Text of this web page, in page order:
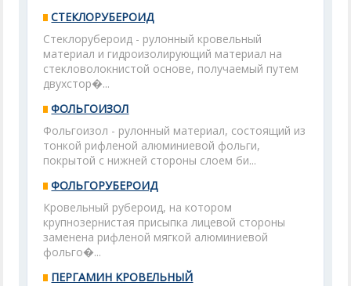
СТЕКЛОРУБЕРОИД
Стеклорубероид - рулонный кровельный
материал и гидроизолирующий материал на
стекловолокнистой основе, получаемый путем
двухстор�...
ФОЛЬГОИЗОЛ
Фольгоизол - рулонный материал, состоящий из
тонкой рифленой алюминиевой фольги,
покрытой с нижней стороны слоем би...
ФОЛЬГОРУБЕРОИД
Кровельный рубероид, на котором
крупнозернистая присыпка лицевой стороны
заменена рифленой мягкой алюминиевой
фольго�...
ПЕРГАМИН КРОВЕЛЬНЫЙ